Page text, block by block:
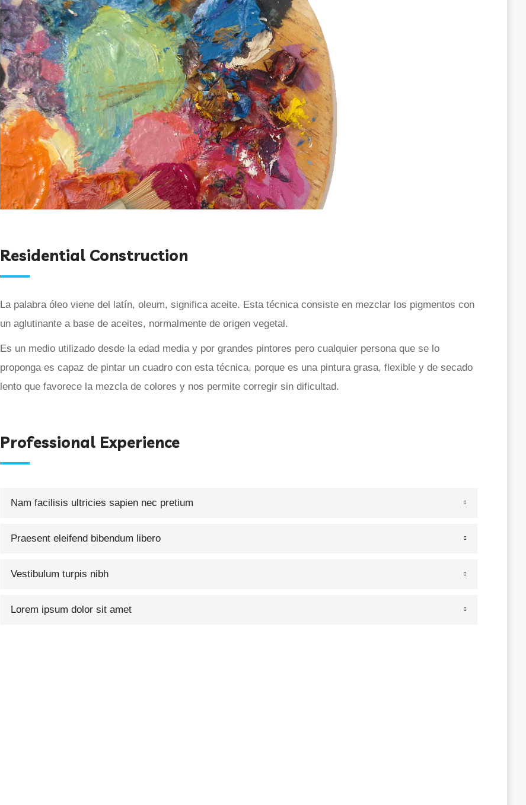
Residential Construction
La palabra óleo viene del latín, oleum, significa aceite. Esta técnica consiste en mezclar los pigmentos con
un aglutinante a base de aceites, normalmente de origen vegetal.
Es un medio utilizado desde la edad media y por grandes pintores pero cualquier persona que se lo
proponga es capaz de pintar un cuadro con esta técnica, porque es una pintura grasa, flexible y de secado
lento que favorece la mezcla de colores y nos permite corregir sin dificultad.
Professional Experience
Nam facilisis ultricies sapien nec pretium
Praesent eleifend bibendum libero
Vestibulum turpis nibh
Lorem ipsum dolor sit amet